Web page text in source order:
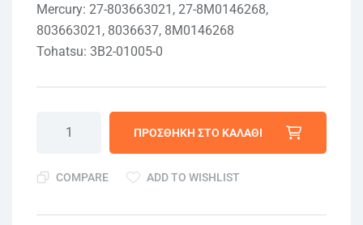
Mercury: 27-803663021, 27-8M0146268,
803663021, 8036637, 8M0146268
Tohatsu: 3B2-01005-0
ΠΡΟΣΘΉΚΗ ΣΤΟ ΚΑΛΆΘΙ
COMPARE ADD TO WISHLIST